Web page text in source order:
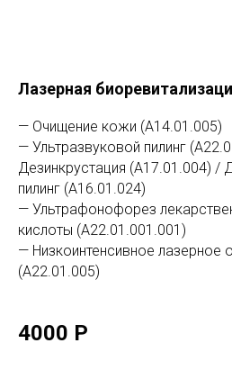
Лазерная
— Очищение кожи (А14.01.005)
— Ультразвуковой пилинг
Дезинкрустация (А17.01.004) /
пилинг (А16.01.024)
— Ультрафонофорез
кислоты (А22.01.001.001)
— Низкоинтенсивное лазерное
(А22.01.005)
4000 Р